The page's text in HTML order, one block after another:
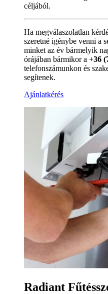
céljából.
Ha megválaszolatlan
szeretné igénybe venni a
minket az év bármelyik
órájában bármikor a +36
telefonszámunkon és
segítenek.
Ajánlatkérés
Radiant